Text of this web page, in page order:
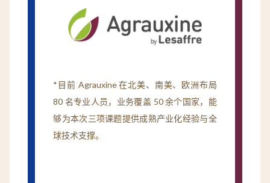
*目前 Agrauxine 在北美、南美、欧洲布局
80 名专业人员，业务覆盖 50 余个国家，能
够为本次三项课题提供成熟产业化经验与全
球技术支撑。